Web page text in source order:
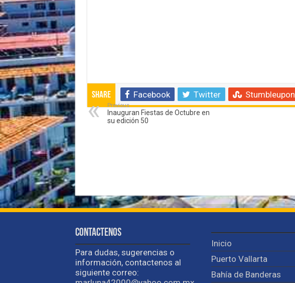
Share Facebook Twitter Stumbleupon
Previous
Inauguran Fiestas de Octubre en
su edición 50
Contactenos
Para dudas, sugerencias o
información, contactenos al
siguiente correo:
Inicio
Puerto Vallarta
Bahía de Banderas